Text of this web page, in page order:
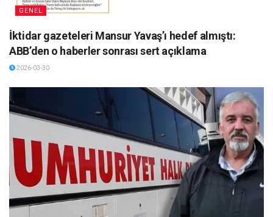
GENEL
İktidar gazeteleri Mansur Yavaş’ı hedef almıştı:
ABB’den o haberler sonrası sert açıklama
2026-03-30